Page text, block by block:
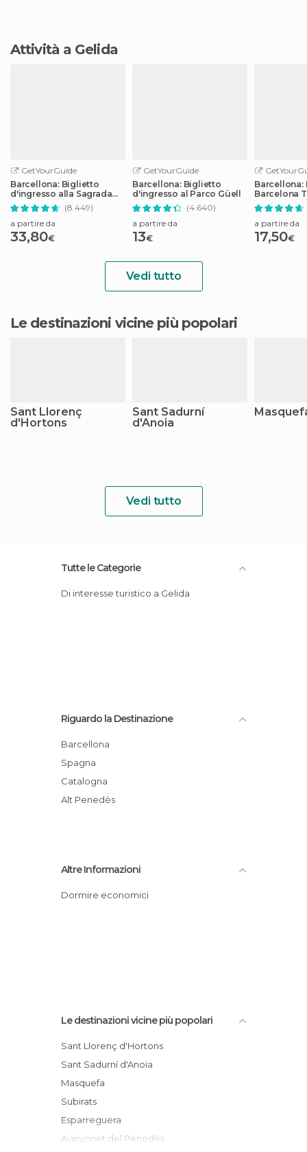
Attività a Gelida
GetYourGuide
Barcellona: Biglietto
d'ingresso alla Sagrada
Familia con audioguida
(8.449)
a partire da
33,80€
GetYourGuide
Barcellona: Biglietto
d'ingresso al Parco Güell
(4.640)
a partire da
13€
Barcellona:
Barcelona
i mezzi
a partire da
17,50€
Vedi tutto
Le destinazioni vicine più popolari
Sant Llorenç
d'Hortons
Sant Sadurní
d'Anoia
Vedi tutto
Tutte le Categorie
Di interesse turistico a Gelida
Riguardo la Destinazione
Barcellona
Spagna
Catalogna
Alt Penedès
Altre Informazioni
Dormire economici
Le destinazioni vicine più popolari
Sant Llorenç d'Hortons
Sant Sadurní d'Anoia
Masquefa
Subirats
Esparreguera
Avinyonet del Penedès